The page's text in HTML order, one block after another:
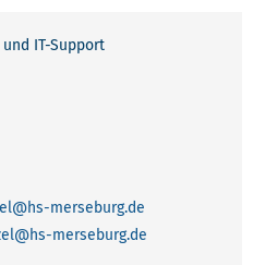
IT-Support
@hs-merseburg.de
@hs-merseburg.de